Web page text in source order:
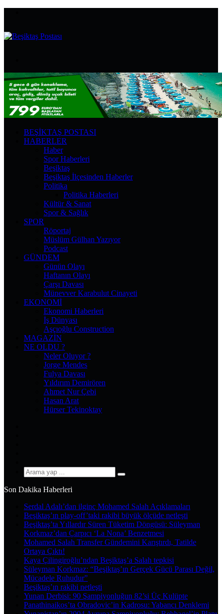
...
BEŞIKTAŞ POSTASI
HABERLER
Haber
Spor Haberleri
Beşiktaş
Beşiktaş İlçesinden Haberler
Politika
Politika Haberleri
Kültür & Sanat
Spor & Sağlık
SPOR
Röportaj
Müslüm Gülhan Yazıyor
Podcast
GÜNDEM
Günün Olayı
Haftanın Olayı
Çarşı Davası
Münevver Karabulut Cinayeti
EKONOMI
Ekonomi Haberleri
İş Dünyası
Aşçıoğlu Construction
MAGAZIN
NE OLDU ?
Neler Oluyor ?
Jorge Mendes
Fulya Davası
Yıldırım Demirören
Ahmet Nur Çebi
Hasan Arat
Hürser Tekinoktay
Arama
Son Dakika Haberleri
Serdal Adalı’dan ilginç Mohamed Salah Açıklamaları
Beşiktaş’ın play-off’taki rakibi büyük ölçüde netleşti
Beşiktaş’ta Yıllardır Süren Tüketim Döngüsü: Süleyman
Korkmaz’dan Çarpıcı ‘La Nona’ Benzetmesi
Mohamed Salah Transfer Gündemini Karıştırdı, Tatilde
Ortaya Çıktı!
Kaya Çilingiroğlu’ndan Beşiktaş’a Salah tepkisi
Süleyman Korkmaz: “Beşiktaş’ın Gerçek Gücü Parası Değil,
Mücadele Ruhudur”
Beşiktaş’ın rakibi netleşti
Yunan Derbisi: 90 Şampiyonluğun 82’si Üç Kulüpte
Panathinaikos’ta Obradovic’in Kadrosu: Yabancı Denklemi